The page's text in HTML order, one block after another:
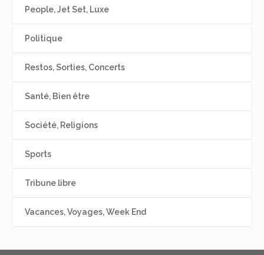
People, Jet Set, Luxe
Politique
Restos, Sorties, Concerts
Santé, Bien être
Société, Religions
Sports
Tribune libre
Vacances, Voyages, Week End